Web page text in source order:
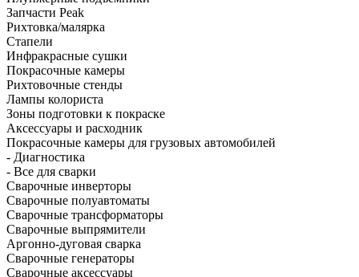
Запчасти Peak
Рихтовка/малярка
Стапели
Инфракрасные сушки
Покрасочные камеры
Рихтовочные стенды
Лампы колориста
Зоны подготовки к покраске
Аксессуары и расходник
Покрасочные камеры для грузовых автомобилей
- Диагностика
- Все для сварки
Сварочные инверторы
Сварочные полуавтоматы
Сварочные трансформаторы
Сварочные выпрямители
Аргонно-дуговая сварка
Сварочные генераторы
Сварочные аксессуары